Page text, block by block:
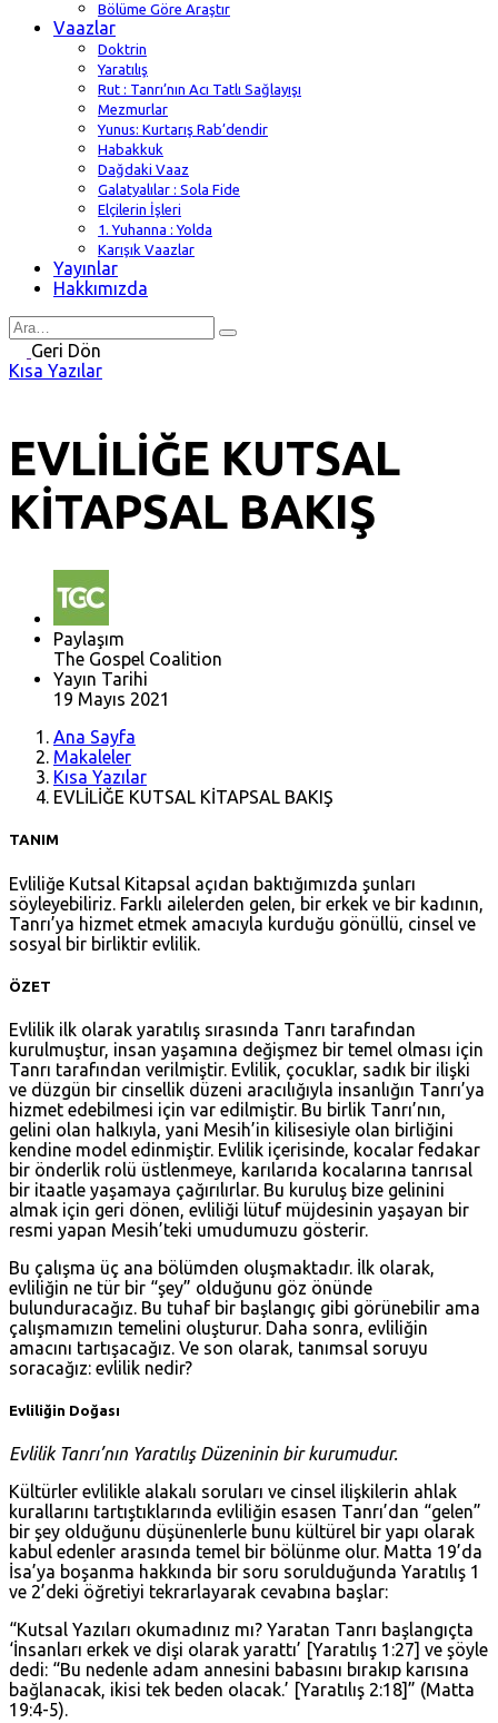
Bölüme Göre Araştır
Vaazlar
Doktrin
Yaratılış
Rut : Tanrı’nın Acı Tatlı Sağlayışı
Mezmurlar
Yunus: Kurtarış Rab’dendir
Habakkuk
Dağdaki Vaaz
Galatyalılar : Sola Fide
Elçilerin İşleri
1. Yuhanna : Yolda
Karışık Vaazlar
Yayınlar
Hakkımızda
Search
forGeri Dön
Kısa Yazılar
EVLİLİĞE KUTSAL
KİTAPSAL BAKIŞ
Paylaşım
The Gospel Coalition
Yayın Tarihi
19 Mayıs 2021
Ana Sayfa
Makaleler
Kısa Yazılar
EVLİLİĞE KUTSAL KİTAPSAL BAKIŞ
TANIM
Evliliğe Kutsal Kitapsal açıdan baktığımızda şunları
söyleyebiliriz. Farklı ailelerden gelen, bir erkek ve bir kadının,
Tanrı’ya hizmet etmek amacıyla kurduğu gönüllü, cinsel ve
sosyal bir birliktir evlilik.
ÖZET
Evlilik ilk olarak yaratılış sırasında Tanrı tarafından
kurulmuştur, insan yaşamına değişmez bir temel olması için
Tanrı tarafından verilmiştir. Evlilik, çocuklar, sadık bir ilişki
ve düzgün bir cinsellik düzeni aracılığıyla insanlığın Tanrı’ya
hizmet edebilmesi için var edilmiştir. Bu birlik Tanrı’nın,
gelini olan halkıyla, yani Mesih’in kilisesiyle olan birliğini
kendine model edinmiştir. Evlilik içerisinde, kocalar fedakar
bir önderlik rolü üstlenmeye, karılarıda kocalarına tanrısal
bir itaatle yaşamaya çağırılırlar. Bu kuruluş bize gelinini
almak için geri dönen, evliliği lütuf müjdesinin yaşayan bir
resmi yapan Mesih’teki umudumuzu gösterir.
Bu çalışma üç ana bölümden oluşmaktadır. İlk olarak,
evliliğin ne tür bir “şey” olduğunu göz önünde
bulunduracağız. Bu tuhaf bir başlangıç gibi görünebilir ama
çalışmamızın temelini oluşturur. Daha sonra, evliliğin
amacını tartışacağız. Ve son olarak, tanımsal soruyu
soracağız: evlilik nedir?
Evliliğin Doğası
Evlilik Tanrı’nın Yaratılış Düzeninin bir kurumudur.
Kültürler evlilikle alakalı soruları ve cinsel ilişkilerin ahlak
kurallarını tartıştıklarında evliliğin esasen Tanrı’dan “gelen”
bir şey olduğunu düşünenlerle bunu kültürel bir yapı olarak
kabul edenler arasında temel bir bölünme olur. Matta 19’da
İsa’ya boşanma hakkında bir soru sorulduğunda Yaratılış 1
ve 2’deki öğretiyi tekrarlayarak cevabına başlar:
“Kutsal Yazıları okumadınız mı? Yaratan Tanrı başlangıçta
‘İnsanları erkek ve dişi olarak yarattı’ [Yaratılış 1:27] ve şöyle
dedi: “Bu nedenle adam annesini babasını bırakıp karısına
bağlanacak, ikisi tek beden olacak.’ [Yaratılış 2:18]” (Matta
19:4-5).